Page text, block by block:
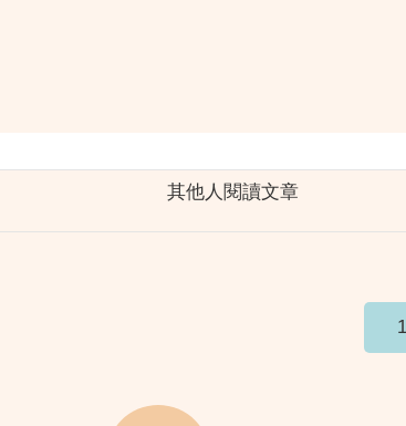
其他人閱讀文章